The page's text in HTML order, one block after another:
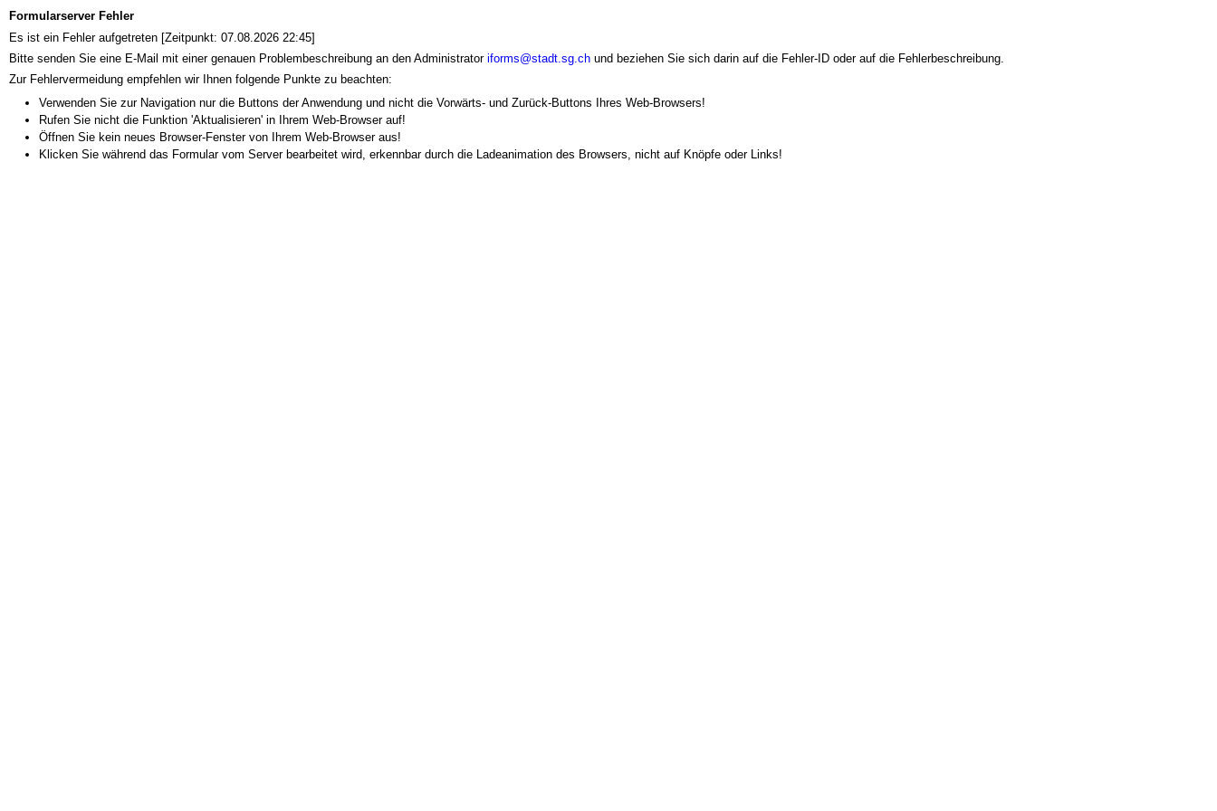
Formularserver Fehler
Es ist ein Fehler aufgetreten [Zeitpunkt: 07.08.2026 22:45]
Bitte senden Sie eine E-Mail mit einer genauen Problembeschreibung an den Administrator iforms@stadt.sg.ch und beziehen Sie sich darin auf die Fehler-ID oder auf die Fehlerbeschreibung.
Zur Fehlervermeidung empfehlen wir Ihnen folgende Punkte zu beachten:
Verwenden Sie zur Navigation nur die Buttons der Anwendung und nicht die Vorwärts- und Zurück-Buttons Ihres Web-Browsers!
Rufen Sie nicht die Funktion 'Aktualisieren' in Ihrem Web-Browser auf!
Öffnen Sie kein neues Browser-Fenster von Ihrem Web-Browser aus!
Klicken Sie während das Formular vom Server bearbeitet wird, erkennbar durch die Ladeanimation des Browsers, nicht auf Knöpfe oder Links!